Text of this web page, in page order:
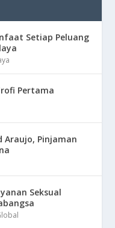
Setiap Peluang
Pertama
Araujo, Pinjaman
Seksual